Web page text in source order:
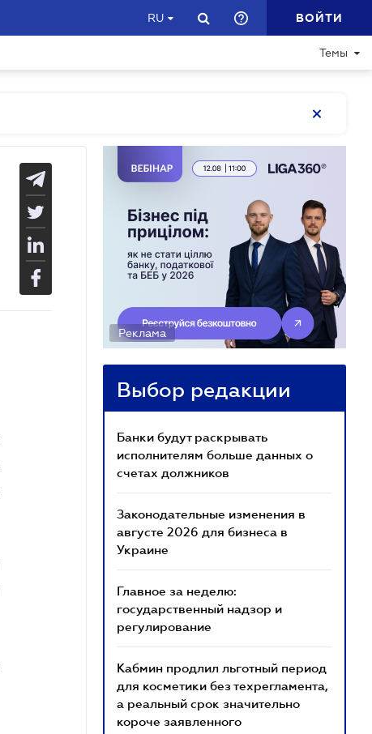
RU ВОЙТИ
Темы
Реклама
Выбор редакции
Банки будут раскрывать
исполнителям больше данных о
счетах должников
Законодательные изменения в
августе 2026 для бизнеса в
Украине
Главное за неделю:
государственный надзор и
регулирование
Кабмин продлил льготный период
для косметики без техрегламента,
а реальный срок значительно
короче заявленного